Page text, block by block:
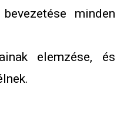
minden
elemzése, és